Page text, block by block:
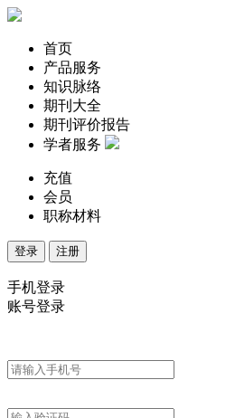
首页
产品服务
知识脉络
期刊大全
期刊评价报告
学者服务
充值
会员
职称材料
登录 注册
手机登录
账号登录